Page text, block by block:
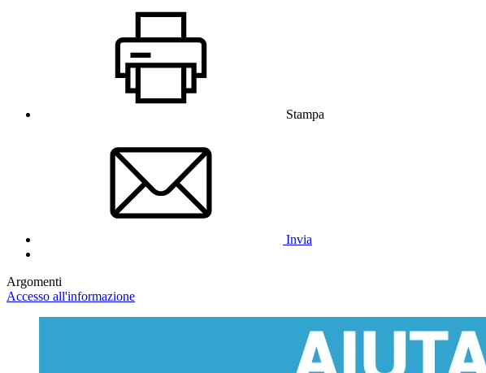
Stampa
Invia
Argomenti
Accesso all'informazione